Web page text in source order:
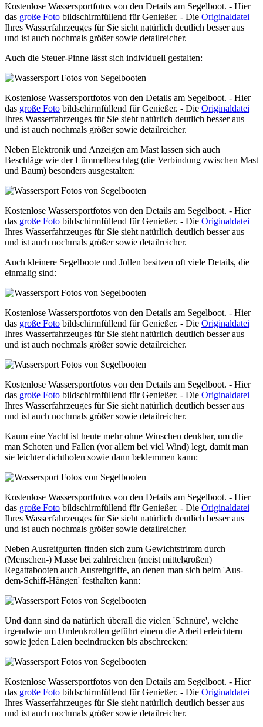
Kostenlose Wassersportfotos von den Details am Segelboot. - Hier
das große Foto bildschirmfüllend für Genießer. - Die Originaldatei
Ihres Wasserfahrzeuges für Sie sieht natürlich deutlich besser aus
und ist auch nochmals größer sowie detailreicher.
Auch die Steuer-Pinne lässt sich individuell gestalten:
Kostenlose Wassersportfotos von den Details am Segelboot. - Hier
das große Foto bildschirmfüllend für Genießer. - Die Originaldatei
Ihres Wasserfahrzeuges für Sie sieht natürlich deutlich besser aus
und ist auch nochmals größer sowie detailreicher.
Neben Elektronik und Anzeigen am Mast lassen sich auch
Beschläge wie der Lümmelbeschlag (die Verbindung zwischen Mast
und Baum) besonders ausgestalten:
Kostenlose Wassersportfotos von den Details am Segelboot. - Hier
das große Foto bildschirmfüllend für Genießer. - Die Originaldatei
Ihres Wasserfahrzeuges für Sie sieht natürlich deutlich besser aus
und ist auch nochmals größer sowie detailreicher.
Auch kleinere Segelboote und Jollen besitzen oft viele Details, die
einmalig sind:
Kostenlose Wassersportfotos von den Details am Segelboot. - Hier
das große Foto bildschirmfüllend für Genießer. - Die Originaldatei
Ihres Wasserfahrzeuges für Sie sieht natürlich deutlich besser aus
und ist auch nochmals größer sowie detailreicher.
Kostenlose Wassersportfotos von den Details am Segelboot. - Hier
das große Foto bildschirmfüllend für Genießer. - Die Originaldatei
Ihres Wasserfahrzeuges für Sie sieht natürlich deutlich besser aus
und ist auch nochmals größer sowie detailreicher.
Kaum eine Yacht ist heute mehr ohne Winschen denkbar, um die
man Schoten und Fallen (vor allem bei viel Wind) legt, damit man
sie leichter dichtholen sowie dann beklemmen kann:
Kostenlose Wassersportfotos von den Details am Segelboot. - Hier
das große Foto bildschirmfüllend für Genießer. - Die Originaldatei
Ihres Wasserfahrzeuges für Sie sieht natürlich deutlich besser aus
und ist auch nochmals größer sowie detailreicher.
Neben Ausreitgurten finden sich zum Gewichtstrimm durch
(Menschen-) Masse bei zahlreichen (meist mittelgroßen)
Regattabooten auch Ausreitgriffe, an denen man sich beim 'Aus-
dem-Schiff-Hängen' festhalten kann:
Und dann sind da natürlich überall die vielen 'Schnüre', welche
irgendwie um Umlenkrollen geführt einem die Arbeit erleichtern
sowie jeden Laien beeindrucken bis abschrecken:
Kostenlose Wassersportfotos von den Details am Segelboot. - Hier
das große Foto bildschirmfüllend für Genießer. - Die Originaldatei
Ihres Wasserfahrzeuges für Sie sieht natürlich deutlich besser aus
und ist auch nochmals größer sowie detailreicher.